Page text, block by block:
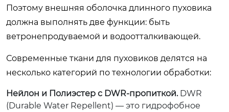
Поэтому внешняя оболочка длинного пуховика
должна выполнять две функции: быть
ветронепродуваемой и водоотталкивающей.
Современные ткани для пуховиков делятся на
несколько категорий по технологии обработки:
Нейлон и Полиэстер с DWR-пропиткой.DWR
(Durable Water Repellent) — это гидрофобное